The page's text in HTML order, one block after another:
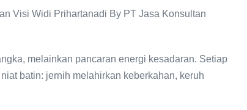
Visi Widi Prihartanadi By PT Jasa Konsultan
melainkan pancaran energi kesadaran. Setiap
batin: jernih melahirkan keberkahan, keruh